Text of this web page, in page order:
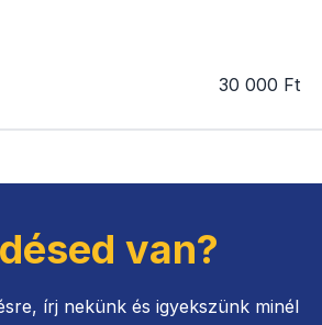
30 000 Ft
van?
írj nekünk és igyekszünk minél